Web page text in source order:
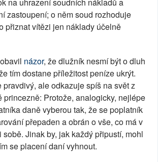
na uhrazení soudních nákladů a
zastoupení; o něm soud rozhoduje
přiznat vítězi jen náklady účelně
názor, že dlužník nesmí být o dluh
tím dostane příležitost peníze ukrýt.
pravdivý, ale odkazuje spíš na svět z
princezně: Protože, analogicky, nejlépe
daně vyberou tak, že se poplatník
přepaden a obrán o vše, co má v
sobě. Jinak by, jak každý připustí, mohl
se placení daní vyhnout.